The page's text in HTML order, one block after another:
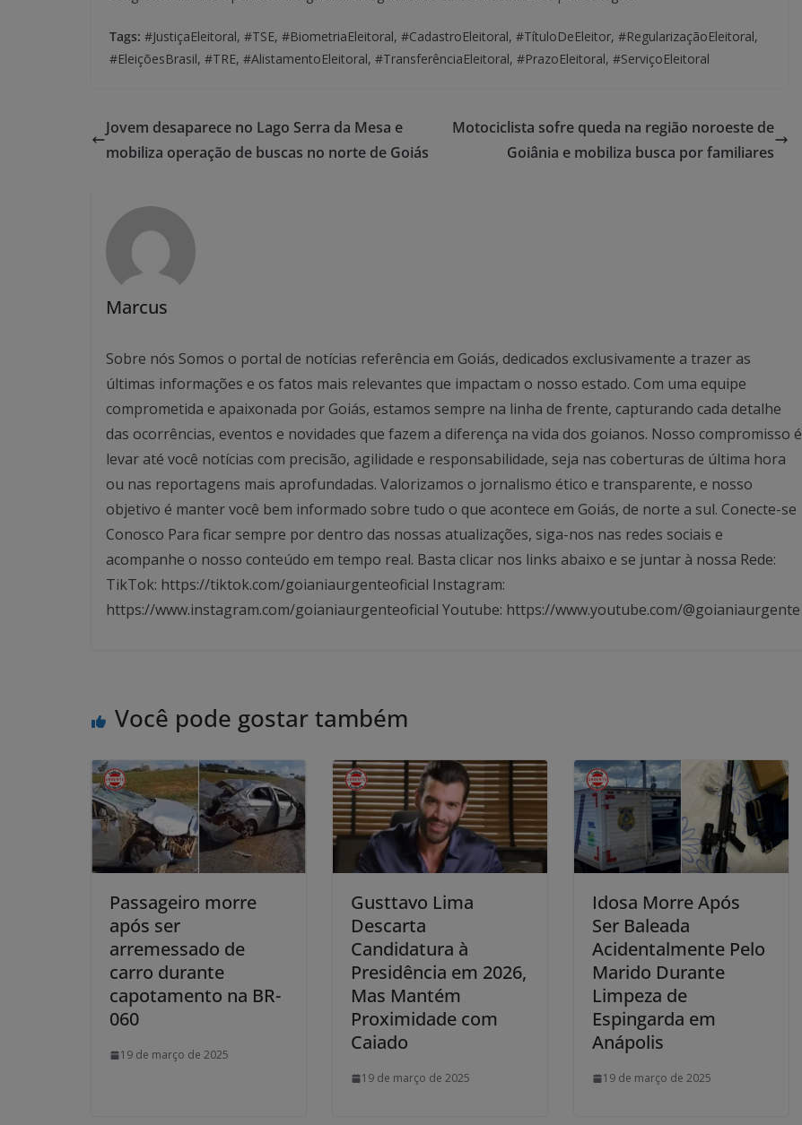
Tags: #JustiçaEleitoral, #TSE, #BiometriaEleitoral, #CadastroEleitoral, #TítuloDeEleitor, #RegularizaçãoEleitoral,
#EleiçõesBrasil, #TRE, #AlistamentoEleitoral, #TransferênciaEleitoral, #PrazoEleitoral, #ServiçoEleitoral
Jovem desaparece no Lago Serra da Mesa e
mobiliza operação de buscas no norte de Goiás
Motociclista sofre queda na região noroeste de
Goiânia e mobiliza busca por familiares
Marcus
Sobre nós Somos o portal de notícias referência em Goiás, dedicados exclusivamente a trazer as
últimas informações e os fatos mais relevantes que impactam o nosso estado. Com uma equipe
comprometida e apaixonada por Goiás, estamos sempre na linha de frente, capturando cada detalhe
das ocorrências, eventos e novidades que fazem a diferença na vida dos goianos. Nosso compromisso é
levar até você notícias com precisão, agilidade e responsabilidade, seja nas coberturas de última hora
ou nas reportagens mais aprofundadas. Valorizamos o jornalismo ético e transparente, e nosso
objetivo é manter você bem informado sobre tudo o que acontece em Goiás, de norte a sul. Conecte-se
Conosco Para ficar sempre por dentro das nossas atualizações, siga-nos nas redes sociais e
acompanhe o nosso conteúdo em tempo real. Basta clicar nos links abaixo e se juntar à nossa Rede:
TikTok: https://tiktok.com/goianiaurgenteoficial Instagram:
https://www.instagram.com/goianiaurgenteoficial Youtube: https://www.youtube.com/@goianiaurgente
Você pode gostar também
Passageiro morre
após ser
arremessado de
carro durante
capotamento na BR-
060
19 de março de 2025
Gusttavo Lima
Descarta
Candidatura à
Presidência em 2026,
Mas Mantém
Proximidade com
Caiado
19 de março de 2025
Idosa Morre Após
Ser Baleada
Acidentalmente Pelo
Marido Durante
Limpeza de
Espingarda em
Anápolis
19 de março de 2025